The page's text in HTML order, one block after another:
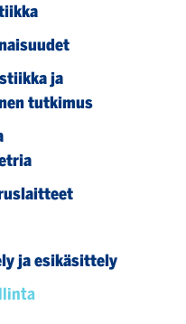
ja
tutkimus
ja esikäsittely